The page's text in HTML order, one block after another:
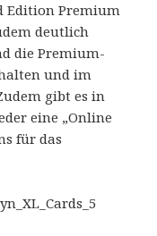
Edition Premium
deutlich
die Premium-
und im
gibt es in
eine „Online
für das